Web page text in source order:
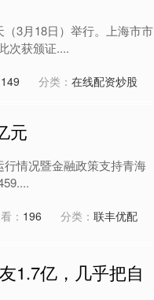
3月18日）举行。上海市市
次获颁证....
149 分类： 在线配资炒股
元
情况暨金融政策支持青海
： 196 分类： 联丰优配
1.7亿，几乎把自